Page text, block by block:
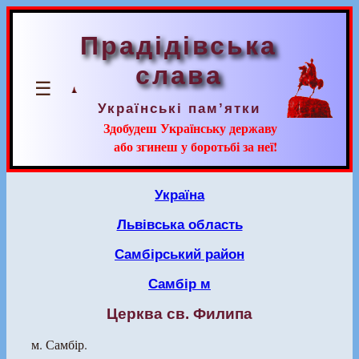
☰
Прадідівська
слава
Українські пам’ятки
Здобудеш Українську державу
або згинеш у боротьбі за неї!
Україна
Львівська область
Самбірський район
Самбір м
Церква св. Филипа
м. Самбір.